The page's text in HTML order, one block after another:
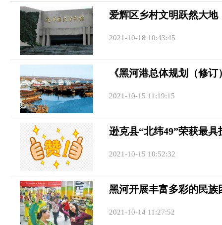
爱辉区乡村文明跃然大地
2021-10-18 10:43:45
《黑河港总体规划（修
2021-10-15 11:19:15
逊克县“北纬49”荣获最
2021-10-15 10:52:32
黑河开展丰富多彩的民族
2021-10-14 11:27:52